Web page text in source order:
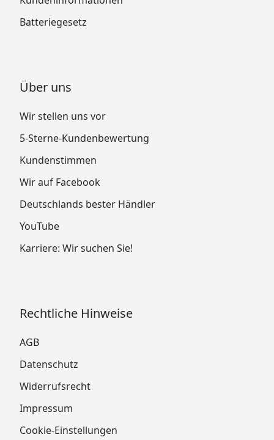
Batteriegesetz
Über uns
Wir stellen uns vor
5-Sterne-Kundenbewertung
Kundenstimmen
Wir auf Facebook
Deutschlands bester Händler
YouTube
Karriere: Wir suchen Sie!
Rechtliche Hinweise
AGB
Datenschutz
Widerrufsrecht
Impressum
Cookie-Einstellungen